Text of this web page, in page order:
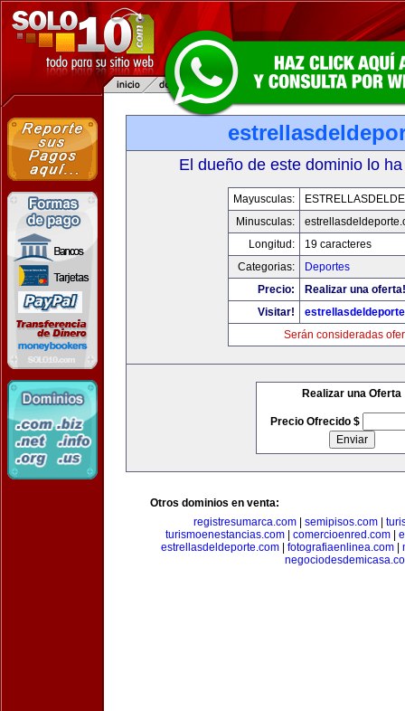
El dueño de este dominio lo
Mayusculas:
Minusculas:
Longitud:
19 caracteres
Categorias:
Deportes
Precio:
Realizar una oferta!
Visitar!
Serán consideradas
Realizar una Oferta
Precio Ofrecido $
Otros dominios en venta:
registresumarca.com| semipisos.com|
turismoenestancias.com
comercioenred.com
estrellasdeldeporte.com
fotografiaenlinea.com